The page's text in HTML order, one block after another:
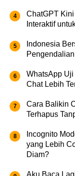
ChatGPT
Interaktif
Indonesia
WhatsApp
Chat Lebih
Cara Balikin
Terhapus
Incognito
yang Lebih
Diam?